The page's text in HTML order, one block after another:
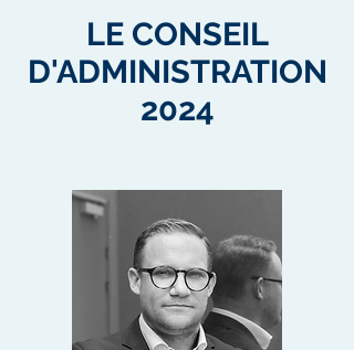
LE CONSEIL
D'ADMINISTRATION
2024